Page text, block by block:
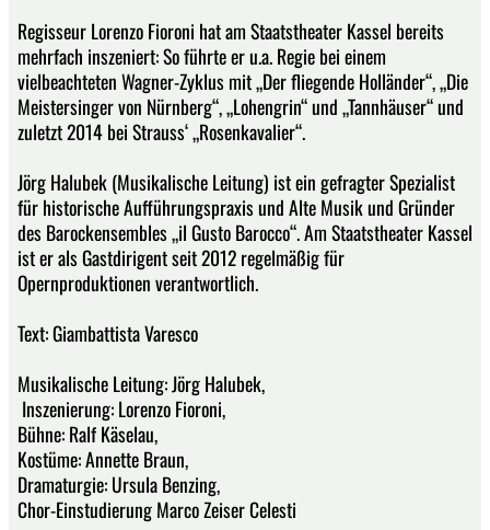
Regisseur Lorenzo Fioroni hat am Staatstheater Kassel bereits
mehrfach inszeniert: So führte er u.a. Regie bei einem
vielbeachteten Wagner-Zyklus mit „Der fliegende Holländer“, „Die
Meistersinger von Nürnberg“, „Lohengrin“ und „Tannhäuser“ und
zuletzt 2014 bei Strauss‘ „Rosenkavalier“.
Jörg Halubek (Musikalische Leitung) ist ein gefragter Spezialist
für historische Aufführungspraxis und Alte Musik und Gründer
des Barockensembles „il Gusto Barocco“. Am Staatstheater Kassel
ist er als Gastdirigent seit 2012 regelmäßig für
Opernproduktionen verantwortlich.
Text: Giambattista Varesco
Musikalische Leitung: Jörg Halubek,
Inszenierung: Lorenzo Fioroni,
Bühne: Ralf Käselau,
Kostüme: Annette Braun,
Dramaturgie: Ursula Benzing,
Chor-Einstudierung Marco Zeiser Celesti